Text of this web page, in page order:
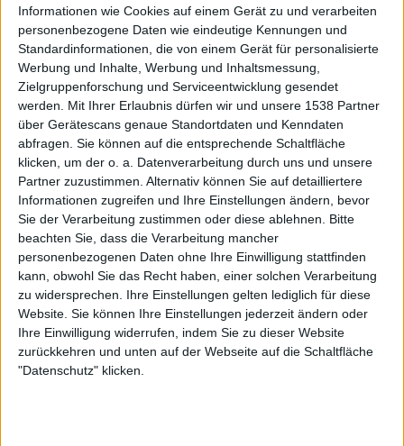
Informationen wie Cookies auf einem Gerät zu und verarbeiten
personenbezogene Daten wie eindeutige Kennungen und
Standardinformationen, die von einem Gerät für personalisierte
Werbung und Inhalte, Werbung und Inhaltsmessung,
Zielgruppenforschung und Serviceentwicklung gesendet
werden.
Mit Ihrer Erlaubnis dürfen wir und unsere 1538 Partner
über Gerätescans genaue Standortdaten und Kenndaten
abfragen. Sie können auf die entsprechende Schaltfläche
klicken, um der o. a. Datenverarbeitung durch uns und unsere
Partner zuzustimmen. Alternativ können Sie auf detailliertere
Informationen zugreifen und Ihre Einstellungen ändern, bevor
Sie der Verarbeitung zustimmen oder diese ablehnen.
Bitte
beachten Sie, dass die Verarbeitung mancher
personenbezogenen Daten ohne Ihre Einwilligung stattfinden
kann, obwohl Sie das Recht haben, einer solchen Verarbeitung
zu widersprechen. Ihre Einstellungen gelten lediglich für diese
Website. Sie können Ihre Einstellungen jederzeit ändern oder
Ihre Einwilligung widerrufen, indem Sie zu dieser Website
zurückkehren und unten auf der Webseite auf die Schaltfläche
"Datenschutz" klicken.
Keine Wertung
Review
Stuck Mojo
1
Violate This (10 Years Of
Rarities: 1991-2001)
6/10
Review
Stuck Mojo
1
Declaration Of A
Headhunter
Weitere Artikel zu Stuck Mojo